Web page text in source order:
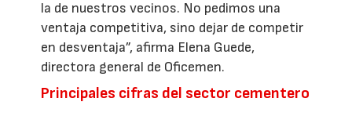
la de nuestros vecinos. No pedimos una
ventaja competitiva, sino dejar de competir
en desventaja”, afirma Elena Guede,
directora general de Oficemen.
Principales cifras del sector cementero